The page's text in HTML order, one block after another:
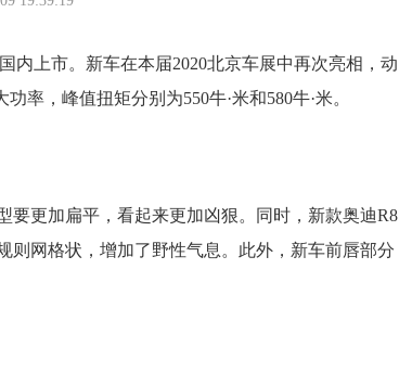
内上市。新车在本届2020北京车展中再次亮相，动
率，峰值扭矩分别为550牛·米和580牛·米。
更加扁平，看起来更加凶狠。同时，新款奥迪R8
则网格状，增加了野性气息。此外，新车前唇部分